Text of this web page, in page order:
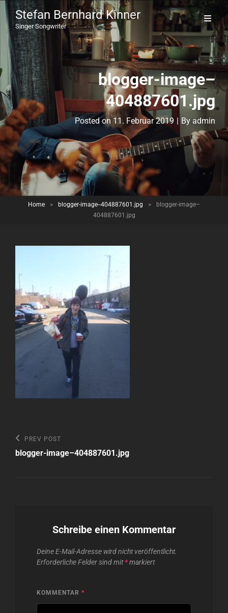
Stefan Bernhard Kinner
Singer Songwriter
blogger-image–
404887601.jpg
Posted on11. Februar 2019 | By Byline
admin
Home > blogger-image--404887601.jpg >
blogger-image–
404887601.jpg
Beitragsnavigation
Previous
Post
PREV POST
blogger-image–404887601.jpg
Schreibe einen Kommentar
Deine E-Mail-Adresse wird nicht veröffentlicht.
Erforderliche Felder sind mit*markiert
KOMMENTAR *